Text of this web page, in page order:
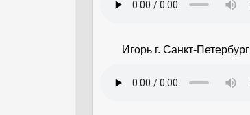
Игорь г. Санкт-Петербург